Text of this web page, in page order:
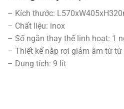
– Kích thước:
– Chất liệu: inox
– Số ngăn thay thế linh hoạt: 1
– Thiết kế nắp rơi giảm âm từ từ
– Dung tích: 9 lít